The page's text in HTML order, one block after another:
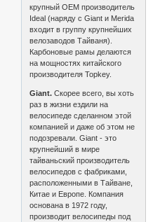
крупный OEM производитель
Ideal (наряду с Giant и Merida
входит в группу крупнейших
велозаводов Тайваня).
Карбоновые рамы делаются
на мощностях китайского
производителя Topkey.
Giant. Скорее всего, вы хоть
раз в жизни ездили на
велосипеде сделанном этой
компанией и даже об этом не
подозревали. Giant - это
крупнейший в мире
тайваньский производитель
велосипедов с фабриками,
расположенными в Тайване,
Китае и Европе. Компания
основана в 1972 году,
производит велосипеды под